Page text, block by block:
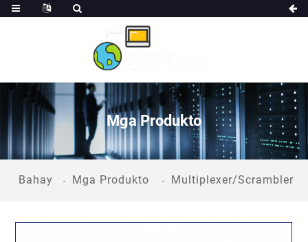
Mga Produkto
Bahay Mga Produkto Multiplexer/Scrambler